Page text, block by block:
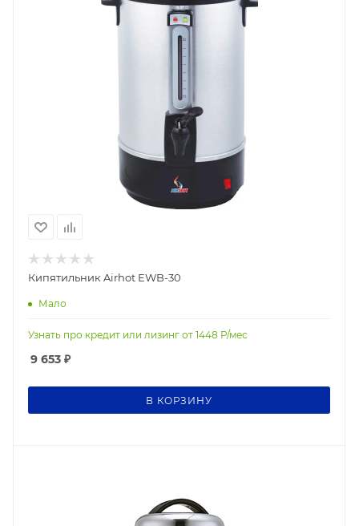
Кипятильник Airhot EWB-30
Мало
Узнать про кредит или лизинг от 1448 Р/мес
9 653 ₽
В КОРЗИНУ